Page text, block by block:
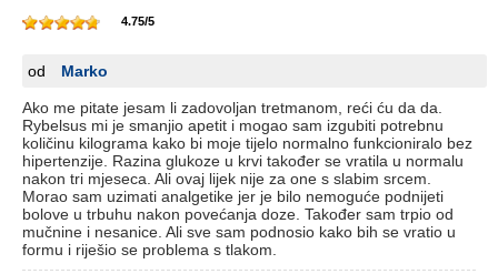
4.75/5
od Marko
Ako me pitate jesam li zadovoljan tretmanom, reći ću da da.
Rybelsus mi je smanjio apetit i mogao sam izgubiti potrebnu
količinu kilograma kako bi moje tijelo normalno funkcioniralo bez
hipertenzije. Razina glukoze u krvi također se vratila u normalu
nakon tri mjeseca. Ali ovaj lijek nije za one s slabim srcem.
Morao sam uzimati analgetike jer je bilo nemoguće podnijeti
bolove u trbuhu nakon povećanja doze. Također sam trpio od
mučnine i nesanice. Ali sve sam podnosio kako bih se vratio u
formu i riješio se problema s tlakom.